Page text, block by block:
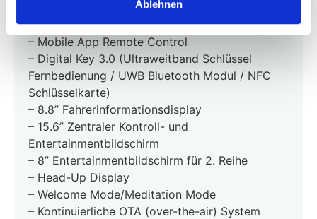
Ablehnen
– 3D Benutzeroberfläche
– “Hey XPENG” Sprachsteuerung Deutsch
– Mobile App Remote Control
– Digital Key 3.0 (Ultraweitband Schlüssel
Fernbedienung / UWB Bluetooth Modul / NFC
Schlüsselkarte)
– 8.8” Fahrerinformationsdisplay
– 15.6” Zentraler Kontroll- und
Entertainmentbildschirm
– 8” Entertainmentbildschirm für 2. Reihe
– Head-Up Display
– Welcome Mode/Meditation Mode
– Kontinuierliche OTA (over-the-air) System